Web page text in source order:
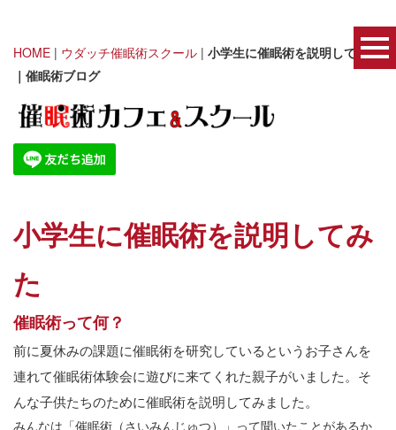
HOME | ウダッチ催眠術スクール | 小学生に催眠術を説明してみた
｜催眠術ブログ
小学生に催眠術を説明してみ
た
催眠術って何？
前に夏休みの課題に催眠術を研究しているというお子さんを
連れて催眠術体験会に遊びに来てくれた親子がいました。そ
んな子供たちのために催眠術を説明してみました。
みんなは「催眠術（さいみんじゅつ）」って聞いたことがあるか